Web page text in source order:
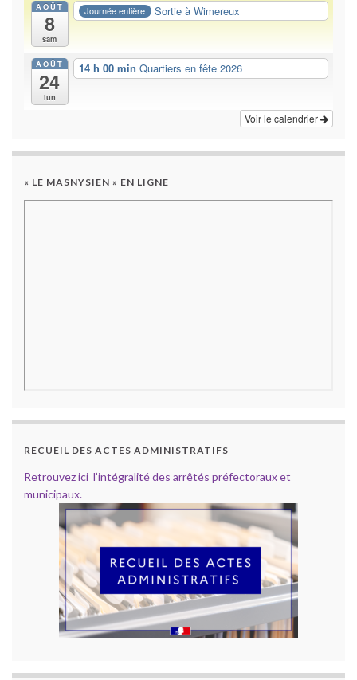
AOÛT
8
sam
Journée entière Sortie à Wimereux
AOÛT
24
lun
14 h 00 min Quartiers en fête 2026
Voir le calendrier
« LE MASNYSIEN » EN LIGNE
RECUEIL DES ACTES ADMINISTRATIFS
Retrouvez ici l’intégralité des arrêtés préfectoraux et
municipaux.